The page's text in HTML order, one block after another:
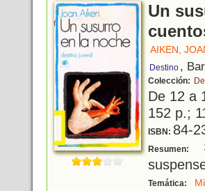
Un
AIKEN,
Destino ,
Colección:
De 12 a
152 p.;
ISBN: 84-
Resumen:
Temática: